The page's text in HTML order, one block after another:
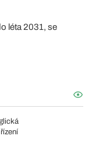
léta 2031, se